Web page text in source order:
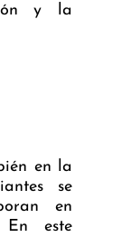
y la
en la
se
en
En este